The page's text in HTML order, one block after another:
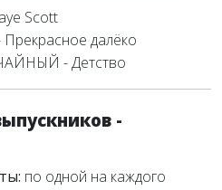
Scott
далёко
- Детство
-
по одной на каждого